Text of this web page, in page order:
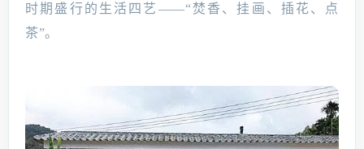
时期盛行的生活四艺——“焚香、挂画、插花、点
茶”。